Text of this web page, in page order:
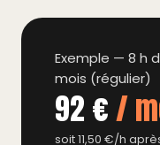
Exemple — 8 h
mois (régulier)
92 €/
soit 11,50 €/h